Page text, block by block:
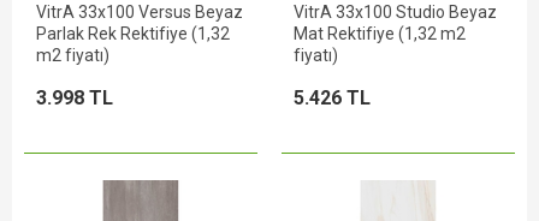
VitrA 33x100 Versus Beyaz
Parlak Rek Rektifiye (1,32
m2 fiyatı)
3.998 TL
VitrA 33x100 Studio Beyaz
Mat Rektifiye (1,32 m2
fiyatı)
5.426 TL